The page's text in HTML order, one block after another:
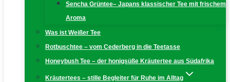
Sencha Grüntee– Japans klassischer Tee mit frischem
Aroma
Was ist Weißer Tee
Rotbuschtee – vom Cederberg in die Teetasse
Honeybush Tee – der honigsüße Kräutertee aus Südafrika
Kräutertees – stille Begleiter für Ruhe im Alltag